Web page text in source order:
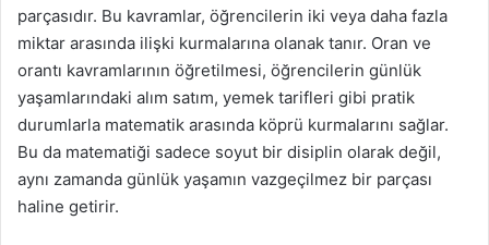
parçasıdır. Bu kavramlar, öğrencilerin iki veya daha fazla
miktar arasında ilişki kurmalarına olanak tanır. Oran ve
orantı kavramlarının öğretilmesi, öğrencilerin günlük
yaşamlarındaki alım satım, yemek tarifleri gibi pratik
durumlarla matematik arasında köprü kurmalarını sağlar.
Bu da matematiği sadece soyut bir disiplin olarak değil,
aynı zamanda günlük yaşamın vazgeçilmez bir parçası
haline getirir.